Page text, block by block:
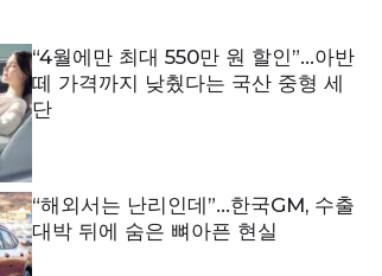
“4월에만 최대 550만 원 할인”…아반
떼 가격까지 낮췄다는 국산 중형 세
단
“해외서는 난리인데”…한국GM, 수출
대박 뒤에 숨은 뼈아픈 현실